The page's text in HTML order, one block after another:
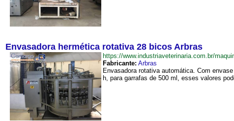
Envasadora hermética rotativa 28 bicos Arbras
https://www.industriaveterinaria.com.br/
Fabricante: Arbras
Envasadora rotativa automática. Com
h, para garrafas de 500 ml, esses valores